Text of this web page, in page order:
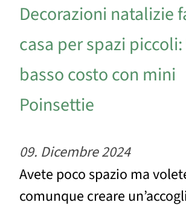
Decorazioni natalizie
casa per spazi
basso costo con mini
Poinsettie
09. Dicembre 2024
Avete poco spazio ma
comunque creare